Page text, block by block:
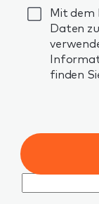
GDPRMit dem
Daten
finden